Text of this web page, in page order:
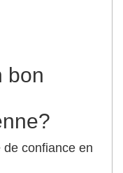
bon
confiance en